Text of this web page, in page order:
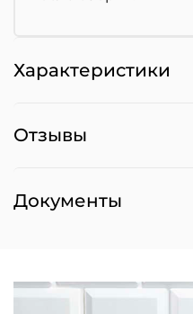
Характеристики
Отзывы
Документы